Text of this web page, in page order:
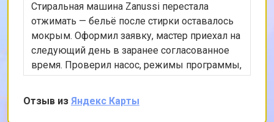
Стиральная машина Zanussi перестала
отжимать — бельё после стирки оставалось
мокрым. Оформил заявку, мастер приехал на
следующий день в заранее согласованное
время. Проверил насос, режимы программы,
снял заднюю панель и показал, что ремень
частично порвался и проскальзывал.
Заменил ремень без лишних разговоров,
Отзыв из Яндекс Карты